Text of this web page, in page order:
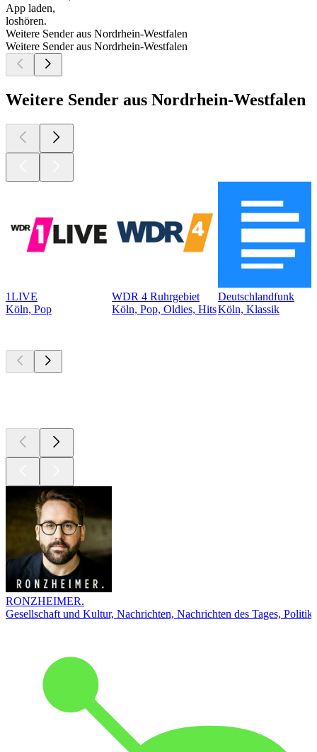
App laden,
loshören.
Weitere Sender aus Nordrhein-Westfalen
Weitere Sender aus Nordrhein-Westfalen
Weitere Sender aus Nordrhein-Westfalen
1LIVE
Köln, Pop
WDR 4 Ruhrgebiet
Köln, Pop, Oldies, Hits
Deutschlandfunk
Köln, Klassik
RONZHEIMER.
Gesellschaft und Kultur, Nachrichten, Nachrichten des Tages, Politik